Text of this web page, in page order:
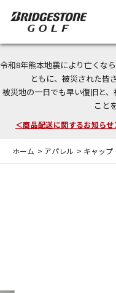
令和8年熊本地震により亡くな
ともに、被災された皆
被災地の一日でも早い復旧と
こと
今なら新規会員登録で1,000
＜商品配送に関するお知らせ
＜夏季休暇中のご注文・発送
ホーム > アパレル > キャップ